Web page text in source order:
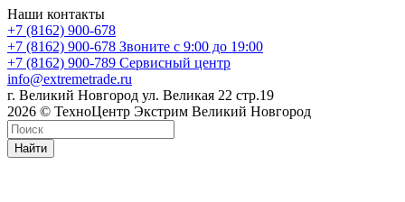
Наши контакты
+7 (8162) 900-678
+7 (8162) 900-678 Звоните с 9:00 до 19:00
+7 (8162) 900-789 Сервисный центр
info@extremetrade.ru
г. Великий Новгород ул. Великая 22 стр.19
2026 © ТехноЦентр Экстрим Великий Новгород
Найти